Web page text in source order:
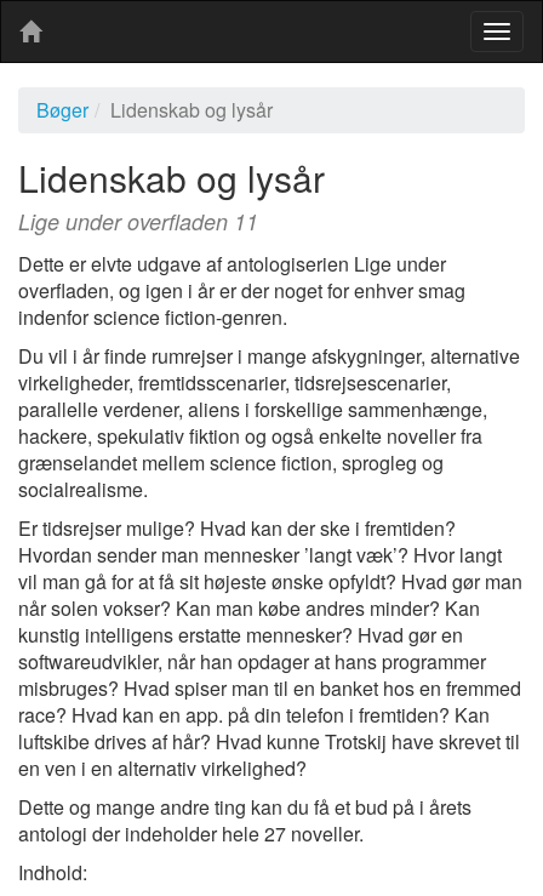
Bøger
Lidenskab og lysår
Lidenskab og lysår
Lige under overfladen 11
Dette er elvte udgave af antologiserien Lige under
overfladen, og igen i år er der noget for enhver smag
indenfor science fiction-genren.
Du vil i år finde rumrejser i mange afskygninger, alternative
virkeligheder, fremtidsscenarier, tidsrejsescenarier,
parallelle verdener, aliens i forskellige sammenhænge,
hackere, spekulativ fiktion og også enkelte noveller fra
grænselandet mellem science fiction, sprogleg og
socialrealisme.
Er tidsrejser mulige? Hvad kan der ske i fremtiden?
Hvordan sender man mennesker ’langt væk’? Hvor langt
vil man gå for at få sit højeste ønske opfyldt? Hvad gør man
når solen vokser? Kan man købe andres minder? Kan
kunstig intelligens erstatte mennesker? Hvad gør en
softwareudvikler, når han opdager at hans programmer
misbruges? Hvad spiser man til en banket hos en fremmed
race? Hvad kan en app. på din telefon i fremtiden? Kan
luftskibe drives af hår? Hvad kunne Trotskij have skrevet til
en ven i en alternativ virkelighed?
Dette og mange andre ting kan du få et bud på i årets
antologi der indeholder hele 27 noveller.
Indhold: